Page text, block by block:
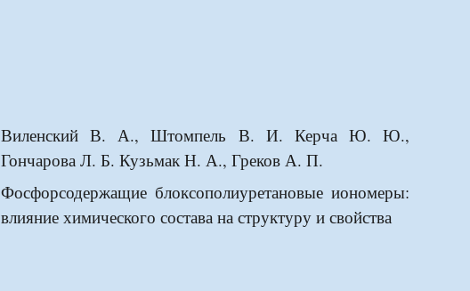
Виленский В. А., Штомпель В. И. Керча Ю. Ю.,
Гончарова Л. Б. Кузьмак Н. А., Греков А. П.
Фосфорсодержащие блоксополиуретановые иономеры:
влияние химического состава на структуру и свойства